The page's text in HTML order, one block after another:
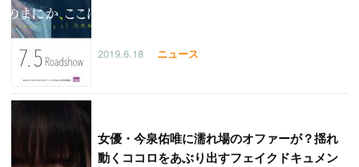
2019.6.18 ニュース
女優・今泉佑唯に濡れ場のオファーが？揺れ
動くココロをあぶり出すフェイクドキュメン